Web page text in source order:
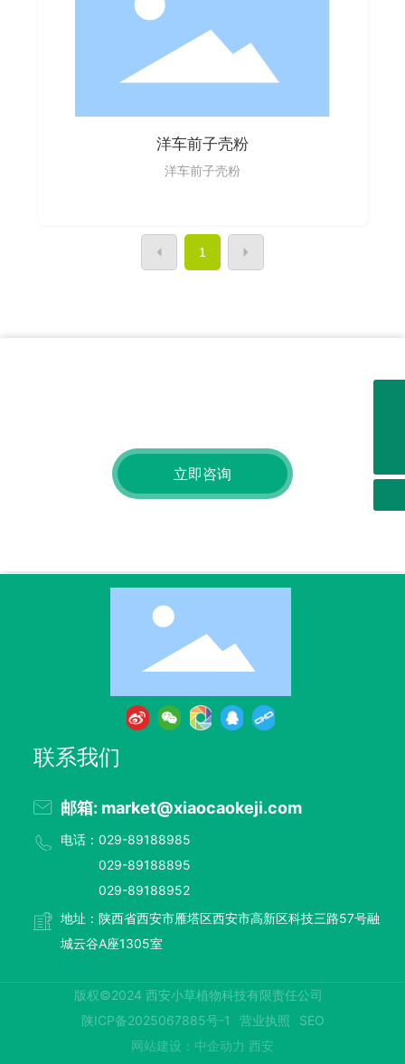
洋车前子壳粉
洋车前子壳粉
1
立即咨询
联系我们
邮箱: market@xiaocaokeji.com
电话：029-89188985
029-89188895
029-89188952
地址：陕西省西安市雁塔区西安市高新区科技三路57号融
城云谷A座1305室
版权©2024 西安小草植物科技有限责任公司
陕ICP备2025067885号-1
营业执照
SEO
网站建设：中企动力 西安
market@xiaocaokeji.com